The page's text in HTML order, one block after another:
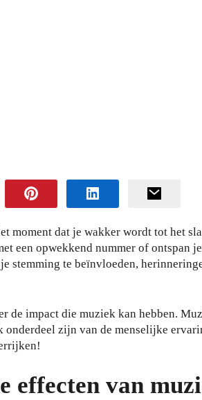
moment dat je wakker wordt tot het
een opwekkend nummer of ontspan
stemming te beïnvloeden,
de impact die muziek kan hebben.
zijn van de menselijke
effecten van